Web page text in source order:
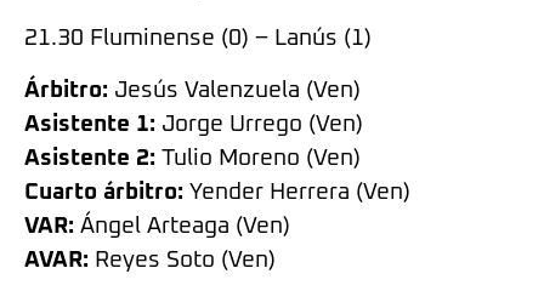
21.30 Fluminense (0) – Lanús (1)
Árbitro: Jesús Valenzuela (Ven)
Asistente 1: Jorge Urrego (Ven)
Asistente 2: Tulio Moreno (Ven)
Cuarto árbitro: Yender Herrera (Ven)
VAR: Ángel Arteaga (Ven)
AVAR: Reyes Soto (Ven)